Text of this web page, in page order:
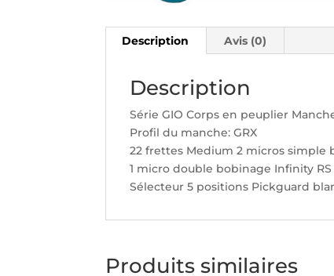
Description Avis (0)
Description
Série GIO Corps en peuplier
Profil du manche: GRX
22 frettes Medium 2 micros simple
1 micro double bobinage Infinity
Sélecteur 5 positions Pickguard
Produits similaires